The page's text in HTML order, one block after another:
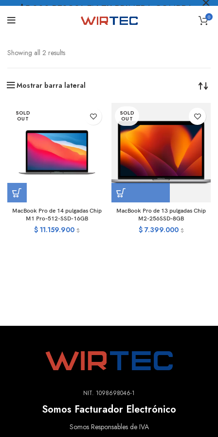
0
Showing all 2 results
Mostrar barra lateral
SOLD
OUT
MacBook Pro de 14 pulgadas Chip
M1 Pro-512-SSD-16GB
$ 11.159.900 $
SOLD
OUT
MacBook Pro de 13 pulgadas Chip
M2-256SSD-8GB
$7.399.000 $
NIT. 1098698046-1
Somos Facturador Electrónico
Somos Responsables de IVA
$5.000 PESOS* EN TU PRIMERA COMPRA